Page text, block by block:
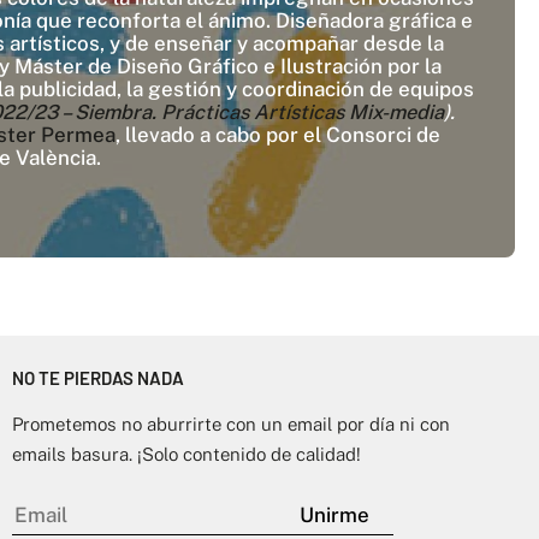
que reconforta el ánimo. Diseñadora gráfica e
y de enseñar y acompañar desde la
Máster de Diseño Gráfico e Ilustración por la
publicidad, la gestión y coordinación de equipos
23 – Siembra. Prácticas Artísticas Mix-media).
Permea, llevado a cabo por el Consorci de
València.
NO TE PIERDAS NADA
Prometemos no aburrirte con un email por día ni con
emails basura. ¡Solo contenido de calidad!